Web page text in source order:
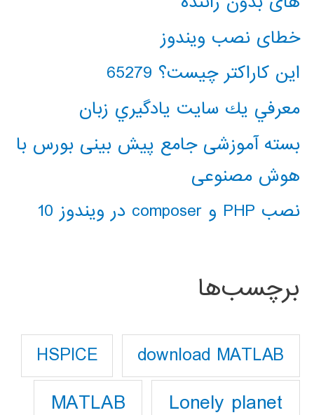
خطای نصب ویندوز
این کاراکتر چیست؟ 65279
معرفي يك سايت يادگيري زبان
بسته آموزشی جامع پیش بینی بورس با
هوش مصنوعی
نصب PHP و composer در ویندوز 10
برچسب‌ها
download MATLAB
HSPICE
Lonely planet
MATLAB